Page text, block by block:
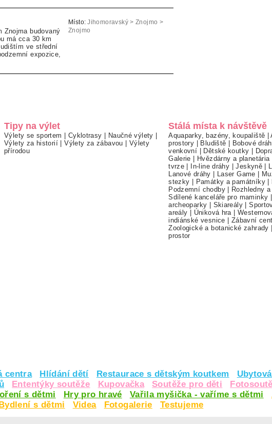
Znojma budovaný
má cca 30 km
ve střední
expozice,
Místo: Jihomoravský > Znojmo >
Znojmo
Tipy na výlet
Výlety se sportem Cyklotrasy Naučné výlety
Výlety za historií |Výlety za zábavou
Výlety
přírodou
Stálá místa k návštěvě
Aquaparky, bazény, koupaliště |
prostory
Bludiště Bobové
venkovní
Dětské koutky
Galerie
Hvězdárny a planetária
tvrze
In-line dráhy |Jeskyně
Lanové dráhy
Laser Game
stezky
Památky a památníky|
Podzemní chodby| Rozhledny
Sdílené kanceláře pro maminky
archeoparky
Skiareály |
areály
Úniková hra |
indiánské vesnice
Zábavní
Zoologické a botanické zahrady
prostor
centra Hlídání dětí Restaurace s dětským koutkem
Ententýky soutěže Kupovačka Soutěže pro děti
s dětmi Hry pro hravé Vařila myšička - vaříme s dětmi
s dětmi Videa Fotogalerie Testujeme